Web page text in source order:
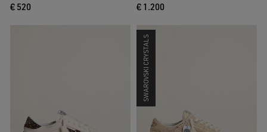
€ 520 € 1.200
SWAROVSKI CRYSTALS